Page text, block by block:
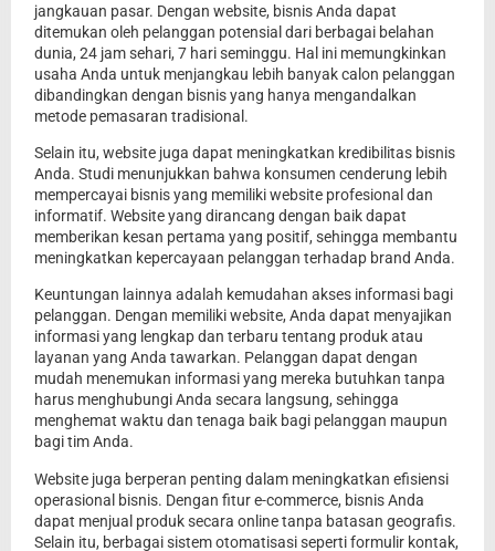
jangkauan pasar. Dengan website, bisnis Anda dapat
ditemukan oleh pelanggan potensial dari berbagai belahan
dunia, 24 jam sehari, 7 hari seminggu. Hal ini memungkinkan
usaha Anda untuk menjangkau lebih banyak calon pelanggan
dibandingkan dengan bisnis yang hanya mengandalkan
metode pemasaran tradisional.
Selain itu, website juga dapat meningkatkan kredibilitas bisnis
Anda. Studi menunjukkan bahwa konsumen cenderung lebih
mempercayai bisnis yang memiliki website profesional dan
informatif. Website yang dirancang dengan baik dapat
memberikan kesan pertama yang positif, sehingga membantu
meningkatkan kepercayaan pelanggan terhadap brand Anda.
Keuntungan lainnya adalah kemudahan akses informasi bagi
pelanggan. Dengan memiliki website, Anda dapat menyajikan
informasi yang lengkap dan terbaru tentang produk atau
layanan yang Anda tawarkan. Pelanggan dapat dengan
mudah menemukan informasi yang mereka butuhkan tanpa
harus menghubungi Anda secara langsung, sehingga
menghemat waktu dan tenaga baik bagi pelanggan maupun
bagi tim Anda.
Website juga berperan penting dalam meningkatkan efisiensi
operasional bisnis. Dengan fitur e-commerce, bisnis Anda
dapat menjual produk secara online tanpa batasan geografis.
Selain itu, berbagai sistem otomatisasi seperti formulir kontak,